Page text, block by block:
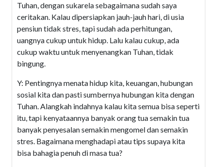
Tuhan, dengan sukarela sebagaimana sudah saya
ceritakan. Kalau dipersiapkan jauh-jauh hari, di usia
pensiun tidak stres, tapi sudah ada perhitungan,
uangnya cukup untuk hidup. Lalu kalau cukup, ada
cukup waktu untuk menyenangkan Tuhan, tidak
bingung.
Y: Pentingnya menata hidup kita, keuangan, hubungan
sosial kita dan pasti sumbernya hubungan kita dengan
Tuhan. Alangkah indahnya kalau kita semua bisa seperti
itu, tapi kenyataannya banyak orang tua semakin tua
banyak penyesalan semakin mengomel dan semakin
stres. Bagaimana menghadapi atau tips supaya kita
bisa bahagia penuh di masa tua?